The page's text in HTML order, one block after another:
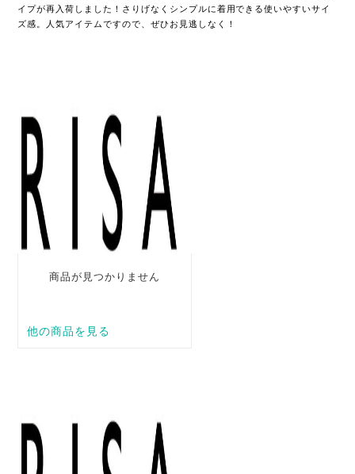
イプが再入荷しました！さりげなくシンプルに着用できる使いやすいサイ
ズ感。人気アイテムですので、ぜひお見逃しなく！